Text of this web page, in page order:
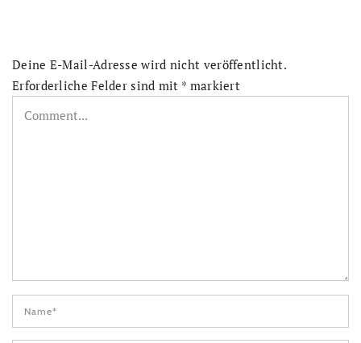
Deine E-Mail-Adresse wird nicht veröffentlicht.
Erforderliche Felder sind mit * markiert